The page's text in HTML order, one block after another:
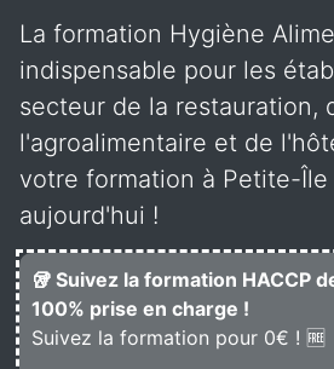
La formation Hygiène
indispensable pour les
secteur de la restauration,
l'agroalimentaire et de
votre formation à Petite-
aujourd'hui !
🥡 Suivez la formation HACCP
100% prise en charge !
Suivez la formation pour 0€ ! 🆓